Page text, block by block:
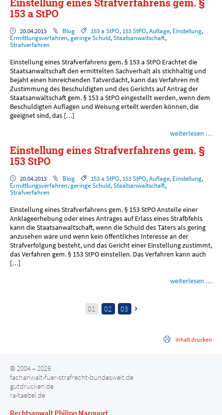
153 a StPO
20.04.2013 Blog 153 a StPO, 153 StPO,Auflage, Einstellung,
Ermittlungsverfahren,geringe Schuld,Staatsanwaltschaft,
Strafverfahren
Einstellung eines Strafverfahrens gem. § 153 a StPO Erachtet die
Staatsanwaltschaft den ermittelten Sachverhalt als stichhaltig und
bejaht einen hinreichenden Tatverdacht, kann das Verfahren mit
Zustimmung des Beschuldigten und des Gerichts auf Antrag der
Staatsanwaltschaft gem. § 153 a StPO eingestellt werden, wenn dem
Beschuldigten Auflagen und Weisung erteilt werden können, die
geeignet sind, das […]
weiterlesen …
Einstellung eines Strafverfahrens gem. §
153 StPO
20.04.2013 Blog 153 a StPO, 153 StPO,Auflage, Einstellung,
Ermittlungsverfahren,geringe Schuld,Staatsanwaltschaft,
Strafverfahren
Einstellung eines Strafverfahrens gem. § 153 StPO Anstelle einer
Anklageerhebung oder eines Antrages auf Erlass eines Strafbfehls
kann die Staatsanwaltschaft, wenn die Schuld des Täters als gering
anzusehen wäre und wenn kein öffentliches Interesse an der
Strafverfolgung besteht, und das Gericht einer Einstellung zustimmt,
das Verfahren gem. § 153 StPO einstellen. Das Verfahren kann auch
[…]
weiterlesen …
01 02 03 ›
Inhalt drucken
© 2004 – 2026
fachanwalt-fuer-strafrecht-bundesweit.de
gutdrucken.de
ra-taebel.de
Rechtsanwalt Philipp Marquort